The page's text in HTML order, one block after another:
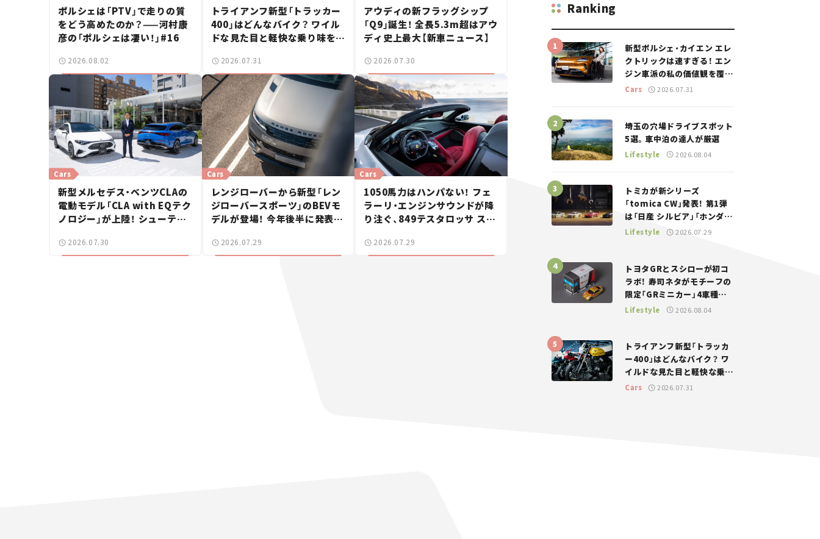
ポルシェは「PTV」で走りの質
をどう高めたのか？——河村康
彦の「ポルシェは凄い！」#16
2026.08.02
トライアンフ新型「トラッカー
400」はどんなバイク？ ワイル
ドな見た目と軽快な乗り味を両
ー【試乗レビュー】
2026.07.31
アウディの新フラッグシップ
「Q9」誕生！ 全長5.3m超はアウ
ディ史上最大【新車ニュース】
2026.07.30
Cars
新型メルセデス・ベンツCLAの
電動モデル「CLA with EQテク
ノロジー」が上陸！ シューティ
ース】
2026.07.30
Cars
レンジローバーから新型「レン
ジローバースポーツ」のBEVモ
デルが登場！ 今年後半に発表へ
2026.07.29
Cars
1050馬力はハンパない！ フェ
ラーリ・エンジンサウンドが降
り注ぐ、849テスタロッサ スパ
2026.07.29
Ranking
新型ポルシェ・カイエン エレ
クトリックは速すぎる！ エン
ジン車派の私の価値観を覆し
た、新しいポルシェの走り。
Cars 2026.07.31
埼玉の穴場ドライブスポット
5選。車中泊の達人が厳選
Lifestyle 2026.08.04
トミカが新シリーズ
「tomica CW」発表！ 第1弾
は「日産 シルビア」「ホンダ
NSX」が登場。世界が注目す
Lifestyle 2026.07.29
トヨタGRとスシローが初コ
ラボ！ 寿司ネタがモチーフの
限定「GRミニカー」4車種が
登場。入手方法は？【クルマ
Lifestyle 2026.08.04
トライアンフ新型「トラッカ
ー400」はどんなバイク？ ワ
イルドな見た目と軽快な乗り
味を両立した400ccフラット
Cars 2026.07.31